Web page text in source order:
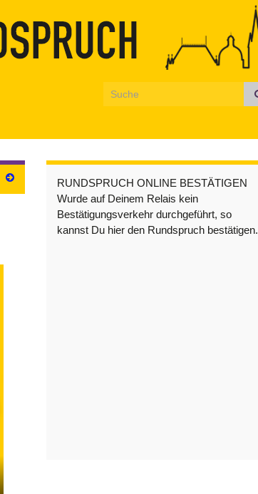
Search for:
RUNDSPRUCH ONLINE BESTÄTIGEN
Wurde auf Deinem Relais kein
Bestätigungsverkehr durchgeführt, so
kannst Du hier den Rundspruch bestätigen.